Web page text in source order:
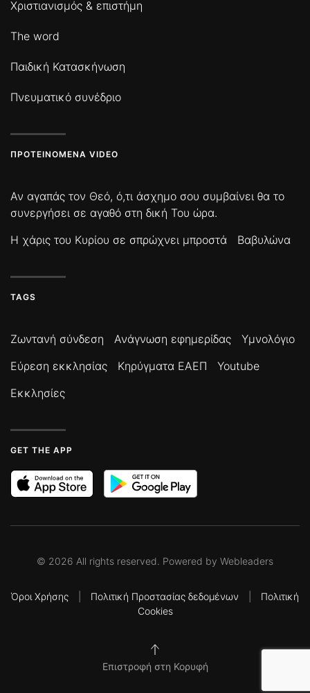
Χριστιανισμός & επιστήμη
The word
Παιδική Κατασκήνωση
Πνευματικό συνέδριο
ΠΡΟΤΕΙΝΌΜΕΝΑ VIDEO
Αν αγαπάς τον Θεό, ό,τι άσχημο σου συμβαίνει θα το
συνεργήσει σε αγαθό στη δική Του ώρα.
Η χάρις του Κυρίου σε σπρώχνει μπροστά
Βαβυλώνα
TAGS
Ζωντανή σύνδεση Ανάγνωση εφημερίδας
Υμνολόγιο
Εύρεση εκκλησίας
Κηρύγματα ΕΑΕΠ
Youtube
Εκκλησίες
GET THE APP
© 2026 All rights reserved. Powered by Webleaders
Όροι Χρήσης Πολιτική Προστασίας δεδομένων
Πολιτική
Cookies
Επιστροφή στη Κορυφή